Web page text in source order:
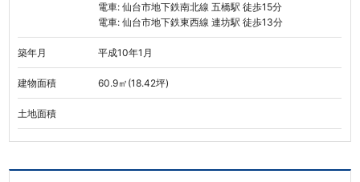
電車: 仙台市地下鉄南北線 五橋駅 徒歩15分
電車: 仙台市地下鉄東西線 連坊駅 徒歩13分
築年月 平成10年1月
建物面積 60.9㎡(18.42坪)
土地面積